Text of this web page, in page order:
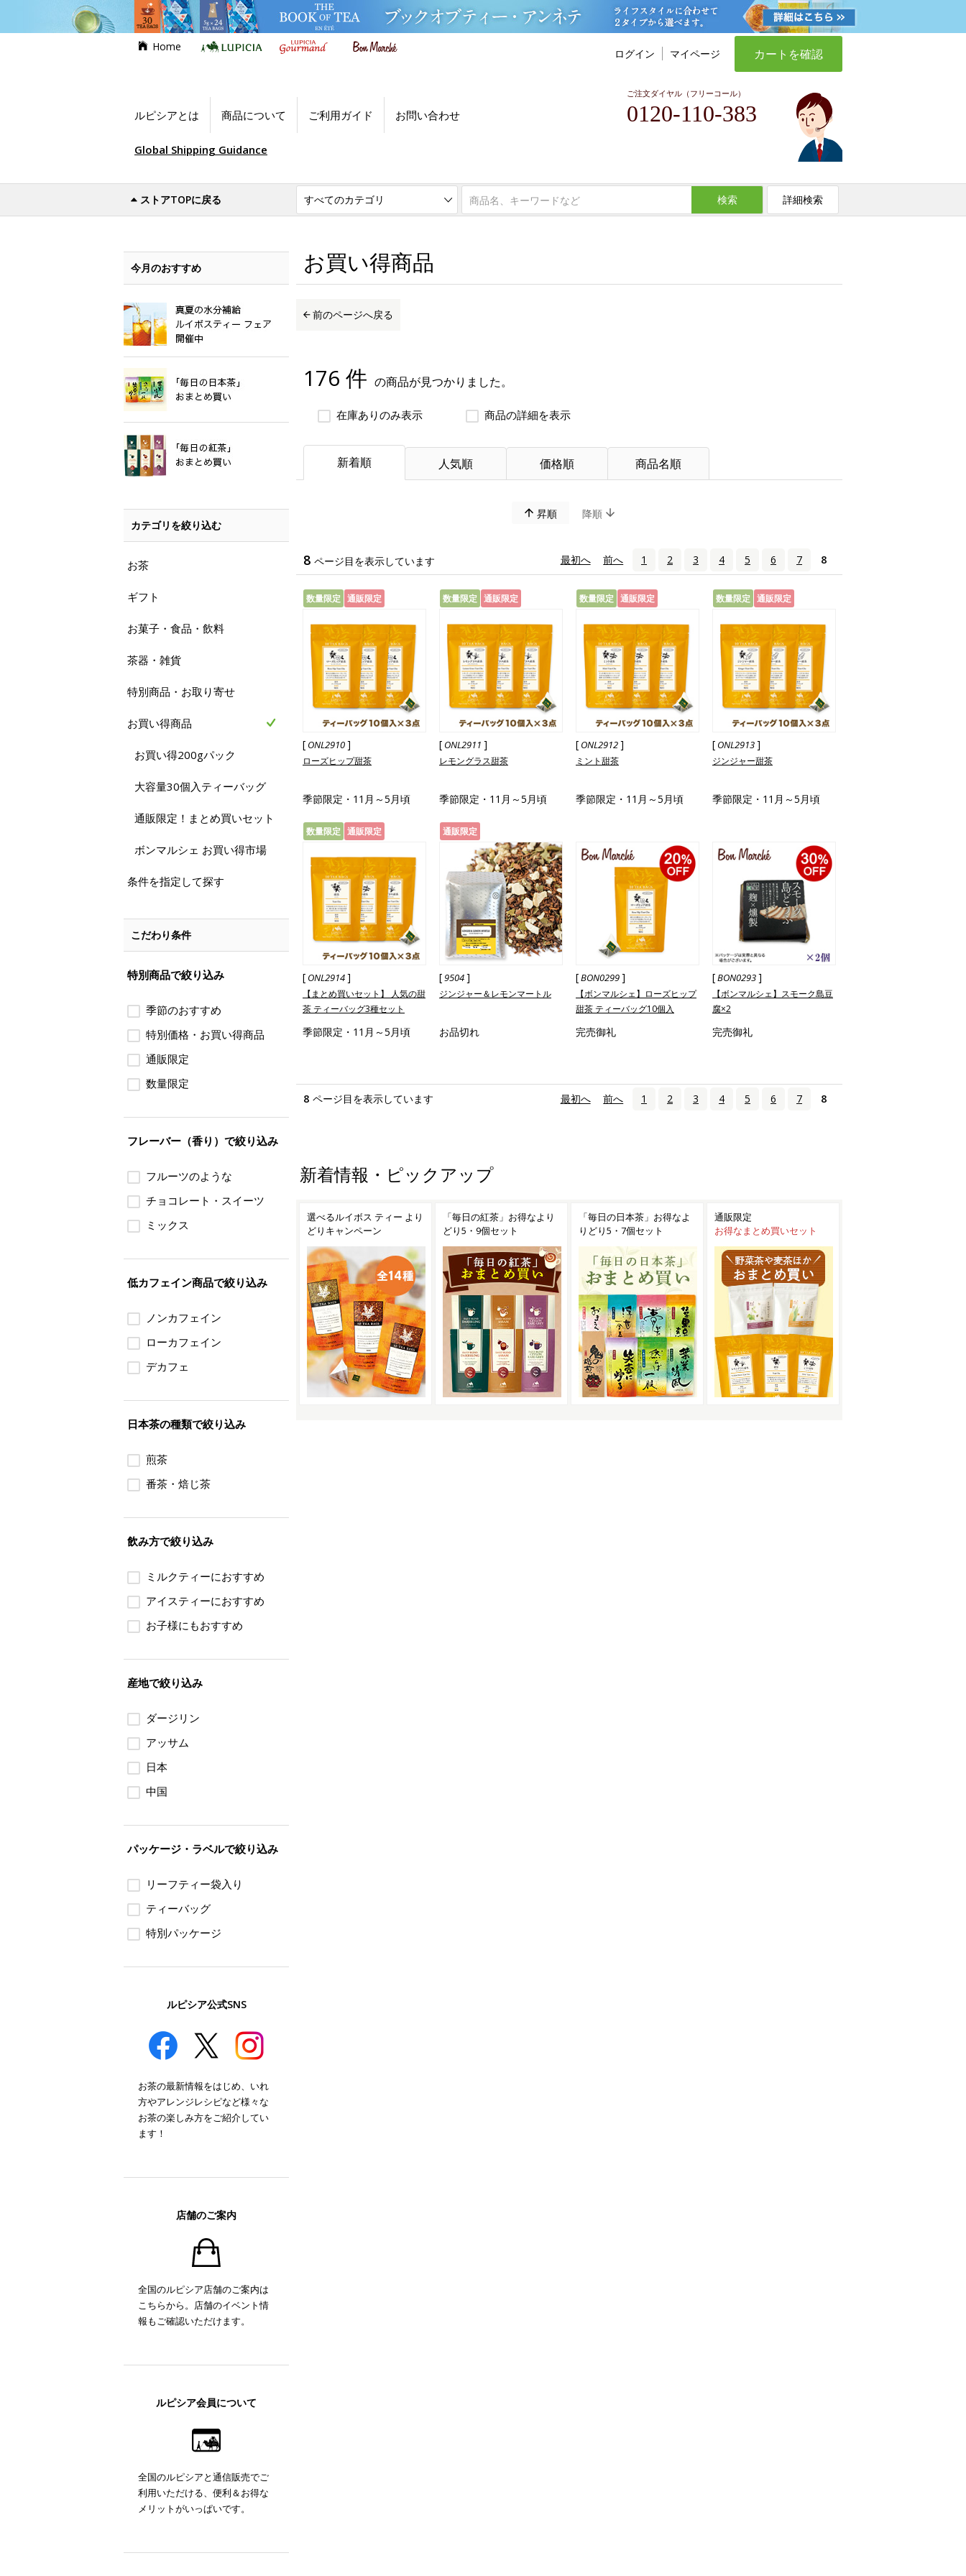
Home
ログイン マイページ カートを確認
ルピシアとは 商品について ご利用ガイド お問い合わせ
ご注文ダイヤル（フリーコール）
0120-110-383
Global Shipping Guidance
ストアTOPに戻る 検索 詳細検索
世界のお茶専門店ルピシア お買い得商品
お買い得商品
前のページへ戻る
176 件 の商品が見つかりました。
在庫ありのみ表示 商品の詳細を表示
新着順 人気順 価格順 商品名順
昇順 降順
8 ページ目を表示しています 最初へ 前へ 1 2 3 4 5 6 7 8
数量限定 通販限定
[ ONL2910]
ローズヒップ甜茶
季節限定・11月～5月頃
数量限定 通販限定
[ ONL2911 ]
レモングラス甜茶
季節限定・11月～5月頃
数量限定 通販限定
[ ONL2912]
ミント甜茶
季節限定・11月～5月頃
数量限定 通販限定
[ ONL2913]
ジンジャー甜茶
季節限定・11月～5月頃
数量限定 通販限定
[ ONL2914]
【まとめ買いセット】 人気の甜
茶 ティーバッグ3種セット
季節限定・11月～5月頃
通販限定
[9504]
ジンジャー＆レモンマートル
お品切れ
[BON0299]
【ボンマルシェ】ローズヒップ
甜茶 ティーバッグ10個入
完売御礼
[BON0293]
【ボンマルシェ】スモーク島豆
腐×2
完売御礼
8 ページ目を表示しています 最初へ 前へ 1 2 3 4 5 6 7 8
新着情報・ピックアップ
選べるルイボス ティー より
どりキャンペーン
「毎日の紅茶」お得なより
どり5・9個セット
「毎日の日本茶」お得なよ
りどり5・7個セット
通販限定
お得なまとめ買いセット
今月のおすすめ
カテゴリを絞り込む
お茶
ギフト
お菓子・食品・飲料
茶器・雑貨
特別商品・お取り寄せ
お買い得商品
お買い得200gパック
大容量30個入ティーバッグ
通販限定！まとめ買いセット
ボンマルシェ お買い得市場
条件を指定して探す
こだわり条件
特別商品で絞り込み
季節のおすすめ
特別価格・お買い得商品
通販限定
数量限定
フレーバー（香り）で絞り込み
フルーツのような
チョコレート・スイーツ
ミックス
低カフェイン商品で絞り込み
ノンカフェイン
ローカフェイン
デカフェ
日本茶の種類で絞り込み
煎茶
番茶・焙じ茶
飲み方で絞り込み
ミルクティーにおすすめ
アイスティーにおすすめ
お子様にもおすすめ
産地で絞り込み
ダージリン
アッサム
日本
中国
パッケージ・ラベルで絞り込み
リーフティー袋入り
ティーバッグ
特別パッケージ
ルピシア公式SNS
お茶の最新情報をはじめ、いれ
方やアレンジレシピなど様々な
お茶の楽しみ方をご紹介してい
ます！
店舗のご案内
全国のルピシア店舗のご案内は
こちらから。店舗のイベント情
報もご確認いただけます。
ルピシア会員について
全国のルピシアと通信販売でご
利用いただける、便利＆お得な
メリットがいっぱいです。